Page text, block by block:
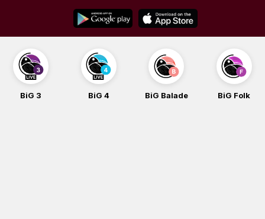
content
BiG Balade BiG Folk BiG